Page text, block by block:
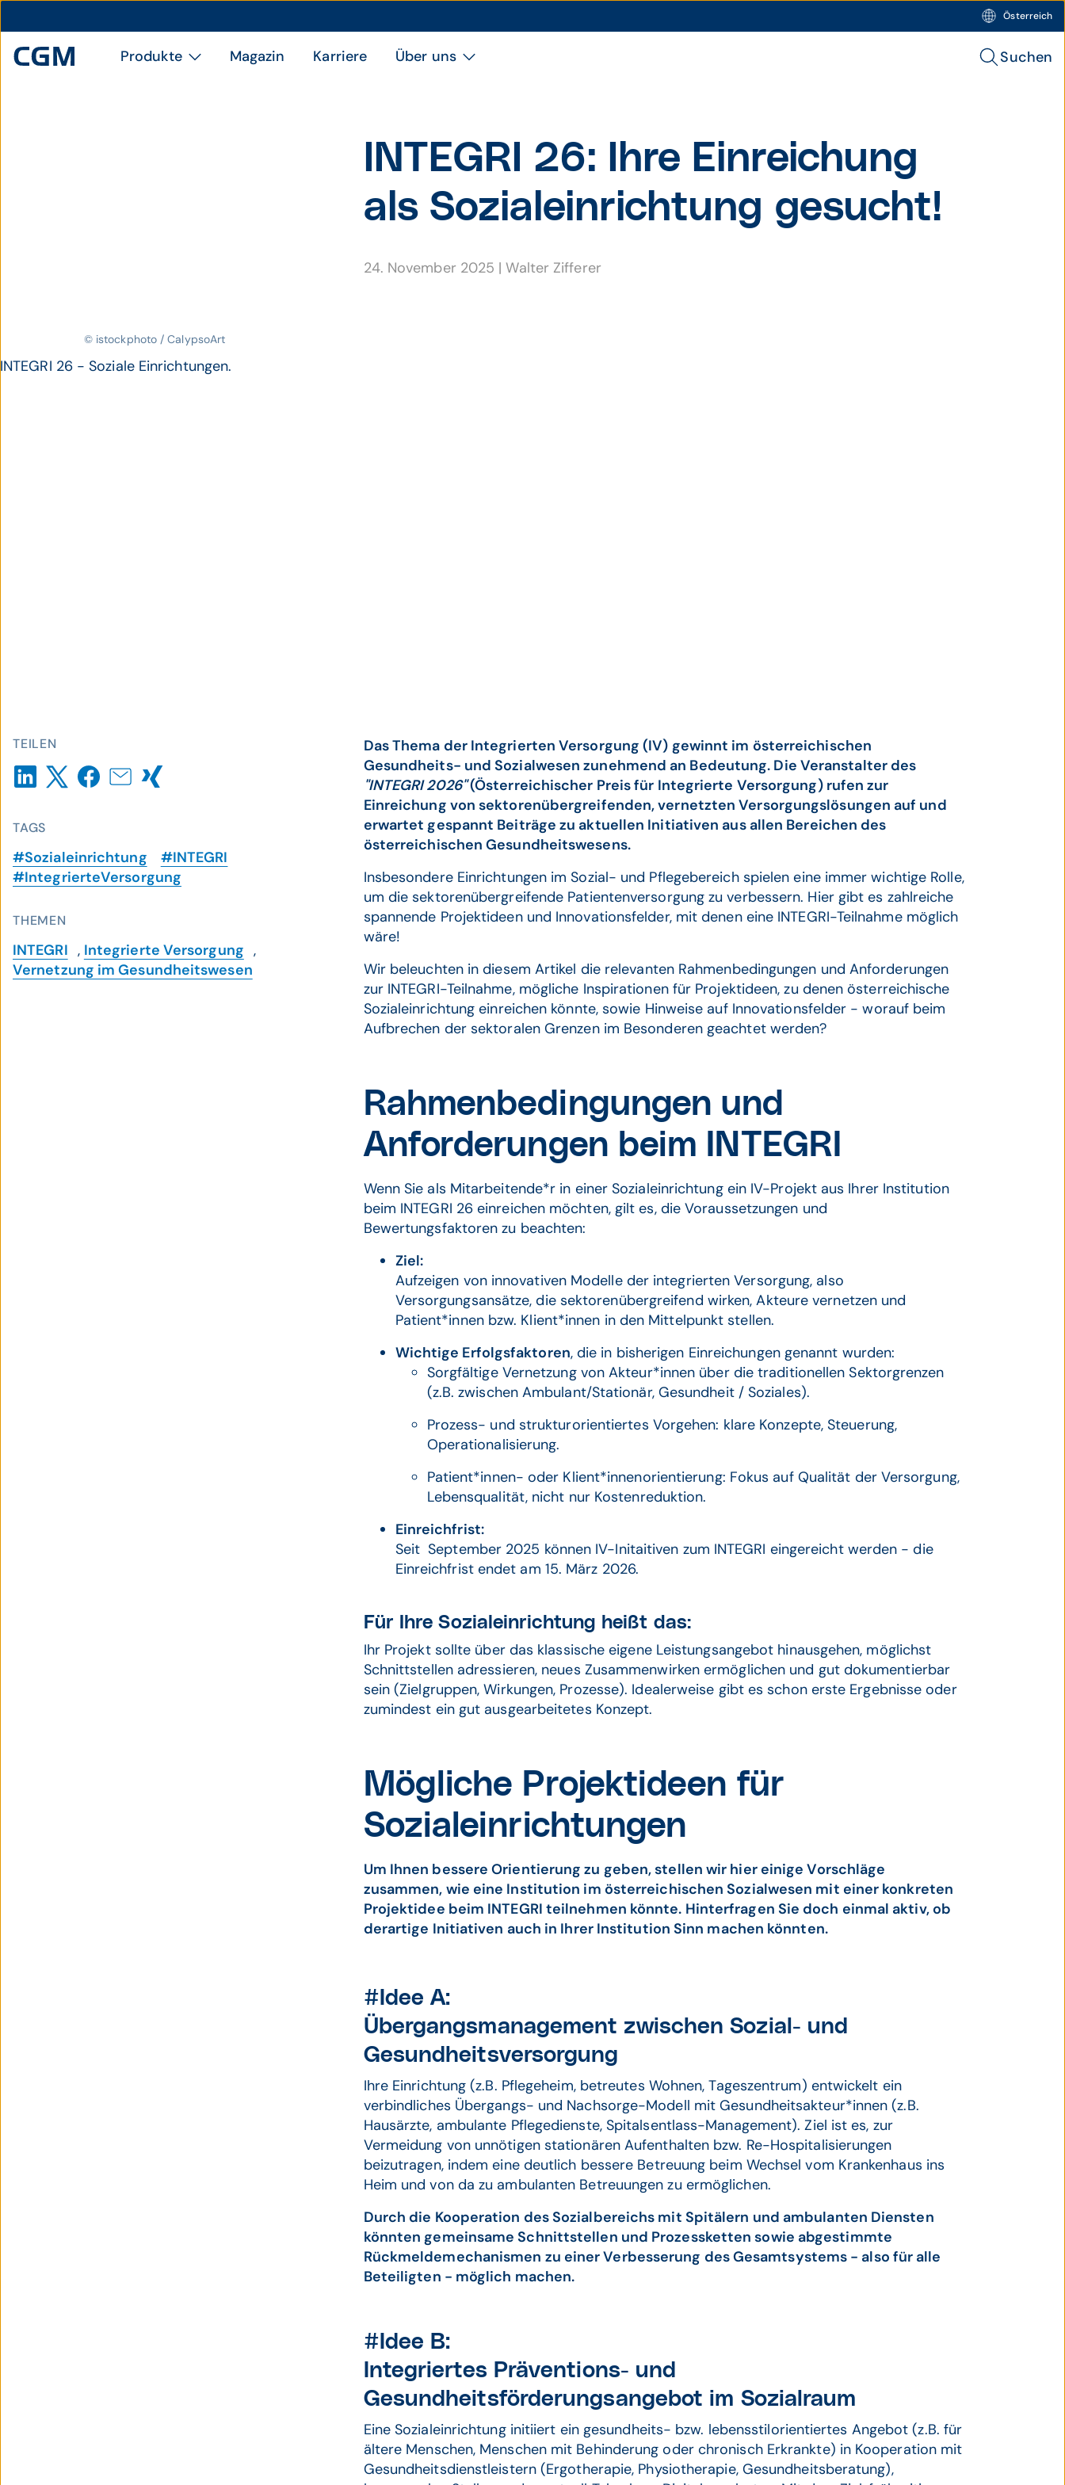
Österreich
Produkte Magazin Karriere Über uns Suchen
INTEGRI 26: Ihre Ein­rei­chung
als Sozial­ein­rich­tung gesucht!
24. November 2025 |Walter Zifferer
© istockphoto / CalypsoArt
INTEGRI 26 - Soziale Einrichtungen.
TEILEN
TAGS
#Sozialeinrichtung
#INTEGRI
#IntegrierteVersorgung
THEMEN
INTEGRI , Integrierte Versorgung ,
Vernetzung im Gesundheitswesen
Das Thema der Integrierten Versorgung (IV) gewinnt im österreichischen
Gesundheits- und Sozialwesen zunehmend an Bedeutung. Die Veranstalter des
"INTEGRI 2026"(Österreichischer Preis für Integrierte Versorgung) rufen zur
Einreichung von sektorenübergreifenden, vernetzten Versorgungslösungen auf und
erwartet gespannt Beiträge zu aktuellen Initiativen aus allen Bereichen des
österreichischen Gesundheitswesens.
Insbesondere Einrichtungen im Sozial- und Pflegebereich spielen eine immer wichtige Rolle,
um die sektorenübergreifende Patientenversorgung zu verbessern. Hier gibt es zahlreiche
spannende Projektideen und Innovationsfelder, mit denen eine INTEGRI-Teilnahme möglich
wäre!
Wir beleuchten in diesem Artikel die relevanten Rahmenbedingungen und Anforderungen
zur INTEGRI-Teilnahme, mögliche Inspirationen für Projektideen, zu denen österreichische
Sozialeinrichtung einreichen könnte, sowie Hinweise auf Innovationsfelder - worauf beim
Aufbrechen der sektoralen Grenzen im Besonderen geachtet werden?
Rahmenbedingungen und
Anforderungen beim INTEGRI
Wenn Sie als Mitarbeitende*r in einer Sozialeinrichtung ein IV-Projekt aus Ihrer Institution
beim INTEGRI 26 einreichen möchten, gilt es, die Voraussetzungen und
Bewertungsfaktoren zu beachten:
Ziel:
Aufzeigen von innovativen Modelle der integrierten Versorgung, also
Versorgungsansätze, die sektorenübergreifend wirken, Akteure vernetzen und
Patient*innen bzw. Klient*innen in den Mittelpunkt stellen.
Wichtige Erfolgsfaktoren, die in bisherigen Einreichungen genannt wurden:
Sorgfältige Vernetzung von Akteur*innen über die traditionellen Sektorgrenzen
(z.B. zwischen Ambulant/Stationär, Gesundheit / Soziales).
Prozess- und strukturorientiertes Vorgehen: klare Konzepte, Steuerung,
Operation­alisierung.
Patient*innen- oder Klient*innenorientierung: Fokus auf Qualität der Versorgung,
Lebensqualität, nicht nur Kostenreduktion.
Einreichfrist:
Seit September 2025 können IV-Initaitiven zum INTEGRI eingereicht werden - die
Einreichfrist endet am 15. März 2026.
Für Ihre Sozialeinrichtung heißt das:
Ihr Projekt sollte über das klassische eigene Leistungsangebot hinausgehen, möglichst
Schnittstellen adressieren, neues Zusammenwirken ermöglichen und gut dokumentierbar
sein (Zielgruppen, Wirkungen, Prozesse). Idealerweise gibt es schon erste Ergebnisse oder
zumindest ein gut ausgearbeitetes Konzept.
Mögliche Projektideen für
Sozialeinrichtungen
Um Ihnen bessere Orientierung zu geben, stellen wir hier einige Vorschläge
zusammen, wie eine Institution im österreichischen Sozialwesen mit einer konkreten
Projektidee beim INTEGRI teilnehmen könnte. Hinterfragen Sie doch einmal aktiv, ob
derartige Initiativen auch in Ihrer Institution Sinn machen könnten.
#Idee A:
Übergangsmanagement zwischen Sozial- und
Gesundheitsversorgung
Ihre Einrichtung (z.B. Pflegeheim, betreutes Wohnen, Tageszentrum) entwickelt ein
verbindliches Übergangs- und Nachsorge-Modell mit Gesundheitsakteur*innen (z.B.
Hausärzte, ambulante Pflegedienste, Spitalsentlass-Management). Ziel ist es, zur
Vermeidung von unnötigen stationären Aufenthalten bzw. Re-Hospitalisierungen
beizutragen, indem eine deutlich bessere Betreuung beim Wechsel vom Krankenhaus ins
Heim und von da zu ambulanten Betreuungen zu ermöglichen.
Durch die Kooperation des Sozialbereichs mit Spitälern und ambulanten Diensten
könnten gemeinsame Schnittstellen und Prozessketten sowie abgestimmte
Rückmeldemechanismen zu einer Verbesserung des Gesamtsystems - also für alle
Beteiligten - möglich machen.
#Idee B:
Integriertes Präventions- und
Gesundheitsförderungsangebot im Sozialraum
Eine Sozialeinrichtung initiiert ein gesundheits- bzw. lebensstilorientiertes Angebot (z.B. für
ältere Menschen, Menschen mit Behinderung oder chronisch Erkrankte) in Kooperation mit
Gesundheitsdienstleistern (Ergotherapie, Physiotherapie, Gesundheitsberatung),